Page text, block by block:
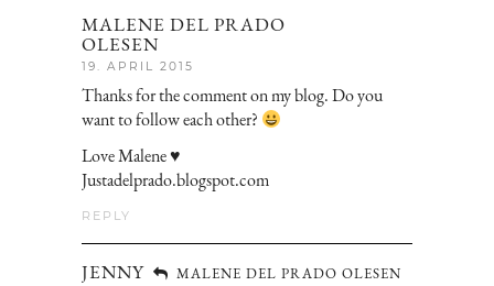
MALENE DEL PRADO
OLESEN
19. APRIL 2015
Thanks for the comment on my blog. Do you
want to follow each other?
Love Malene ♥
Justadelprado.blogspot.com
REPLY
JENNY MALENE DEL PRADO OLESEN